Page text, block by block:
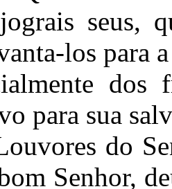
seus,
los para
dos
para sua
do
Senhor,